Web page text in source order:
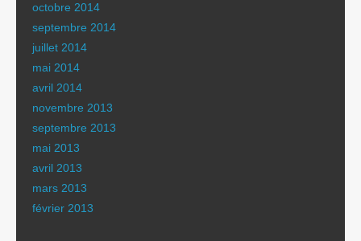
octobre 2014
septembre 2014
juillet 2014
mai 2014
avril 2014
novembre 2013
septembre 2013
mai 2013
avril 2013
mars 2013
février 2013